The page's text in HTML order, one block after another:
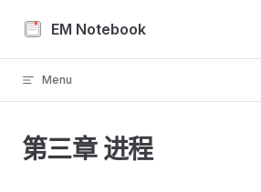
Skip to content
EM Notebook
Menu
第三章 进程